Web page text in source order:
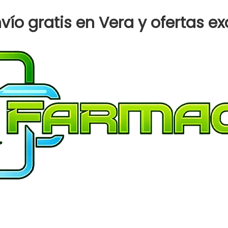
gratis en Vera y ofertas
C
RELAJANTE